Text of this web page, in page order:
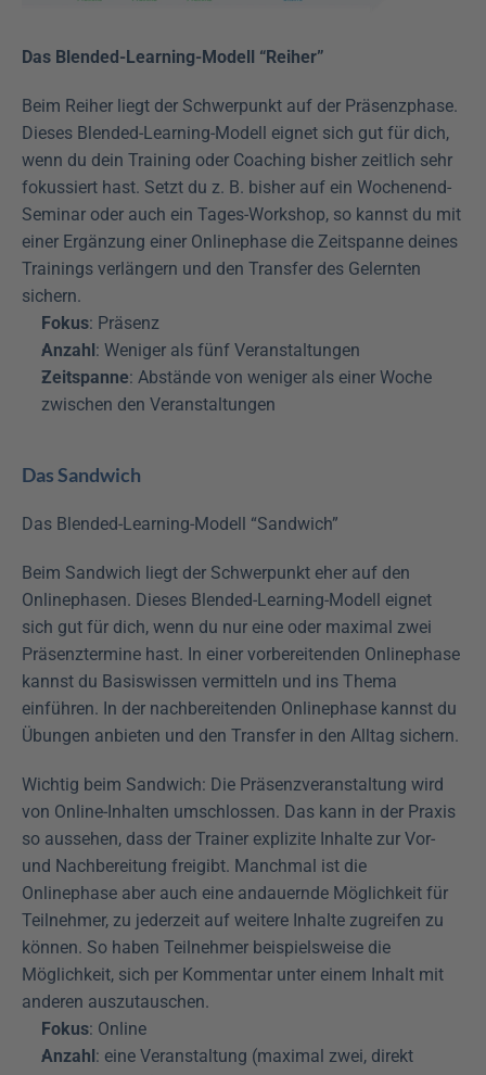
Das Blended-Learning-Modell “Reiher”
Beim Reiher liegt der Schwerpunkt auf der Präsenzphase.
Dieses Blended-Learning-Modell eignet sich gut für dich,
wenn du dein Training oder Coaching bisher zeitlich sehr
fokussiert hast. Setzt du z. B. bisher auf ein Wochenend-
Seminar oder auch ein Tages-Workshop, so kannst du mit
einer Ergänzung einer Onlinephase die Zeitspanne deines
Trainings verlängern und den Transfer des Gelernten
sichern.
Fokus: Präsenz
Anzahl: Weniger als fünf Veranstaltungen
Zeitspanne: Abstände von weniger als einer Woche
zwischen den Veranstaltungen
Das Sandwich
Das Blended-Learning-Modell “Sandwich”
Beim Sandwich liegt der Schwerpunkt eher auf den
Onlinephasen. Dieses Blended-Learning-Modell eignet
sich gut für dich, wenn du nur eine oder maximal zwei
Präsenztermine hast. In einer vorbereitenden Onlinephase
kannst du Basiswissen vermitteln und ins Thema
einführen. In der nachbereitenden Onlinephase kannst du
Übungen anbieten und den Transfer in den Alltag sichern.
Wichtig beim Sandwich: Die Präsenzveranstaltung wird
von Online-Inhalten umschlossen. Das kann in der Praxis
so aussehen, dass der Trainer explizite Inhalte zur Vor-
und Nachbereitung freigibt. Manchmal ist die
Onlinephase aber auch eine andauernde Möglichkeit für
Teilnehmer, zu jederzeit auf weitere Inhalte zugreifen zu
können. So haben Teilnehmer beispielsweise die
Möglichkeit, sich per Kommentar unter einem Inhalt mit
anderen auszutauschen.
Fokus: Online
Anzahl: eine Veranstaltung (maximal zwei, direkt